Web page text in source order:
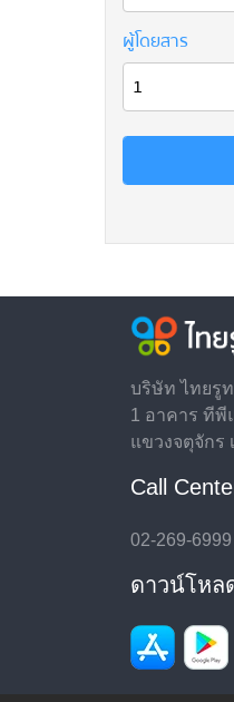
บริษัท ไทยรู
1 อาคาร ทีพี
แขวงจตุจักร
Call
02-269-6999
ดาวน์โหล